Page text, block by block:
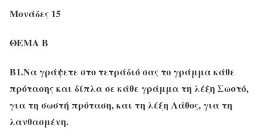
Μονάδες 15
ΘΕΜΑ Β
Β1.Να γράψετε στο τετράδιό σας το γράμμα κάθε
πρότασης και δίπλα σε κάθε γράμμα τη λέξη Σωστό,
για τη σωστή πρόταση, και τη λέξη Λάθος, για τη
λανθασμένη.